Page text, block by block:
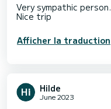
Very sympathic person.
Nice trip
Afficher la traduction
Hilde
June 2023